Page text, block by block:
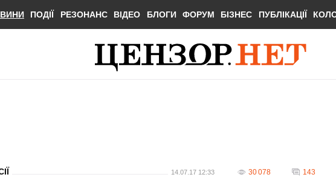
ПОДІЇ РЕЗОНАНС ВІДЕО БЛОГИ ФОРУМ БІЗНЕС ПУБЛІКАЦІЇ
14.07.17 12:33 30 078 143